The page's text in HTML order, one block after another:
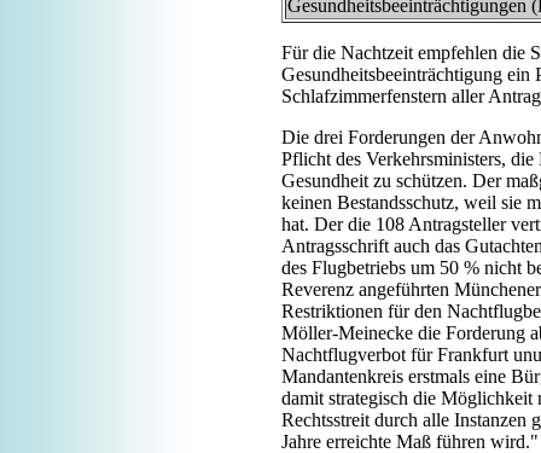
Gesundheitsbeeinträchtigungen
Für die Nachtzeit empfehlen die
Gesundheitsbeeinträchtigung
Schlafzimmerfenstern aller
Die drei Forderungen der
Pflicht des Verkehrsministers,
Gesundheit zu schützen. Der
keinen Bestandsschutz, weil sie
hat. Der die 108 Antragsteller
Antragsschrift auch das
des Flugbetriebs um 50 % nicht
Reverenz angeführten
Restriktionen für den
Möller-Meinecke die Forderung
Nachtflugverbot für Frankfurt
Mandantenkreis erstmals eine
damit strategisch die Möglichkeit
Rechtsstreit durch alle Instanzen
Jahre erreichte Maß führen wird."